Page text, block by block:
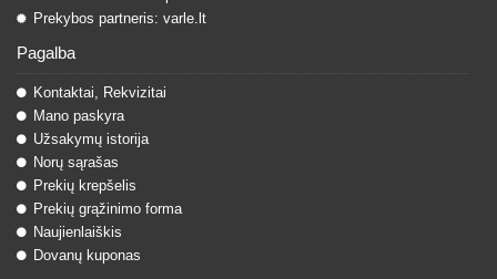
Prekybos partneris: varle.lt
Pagalba
Kontaktai, Rekvizitai
Mano paskyra
Užsakymų istorija
Norų sąrašas
Prekių krepšelis
Prekių grąžinimo forma
Naujienlaiškis
Dovanų kuponas